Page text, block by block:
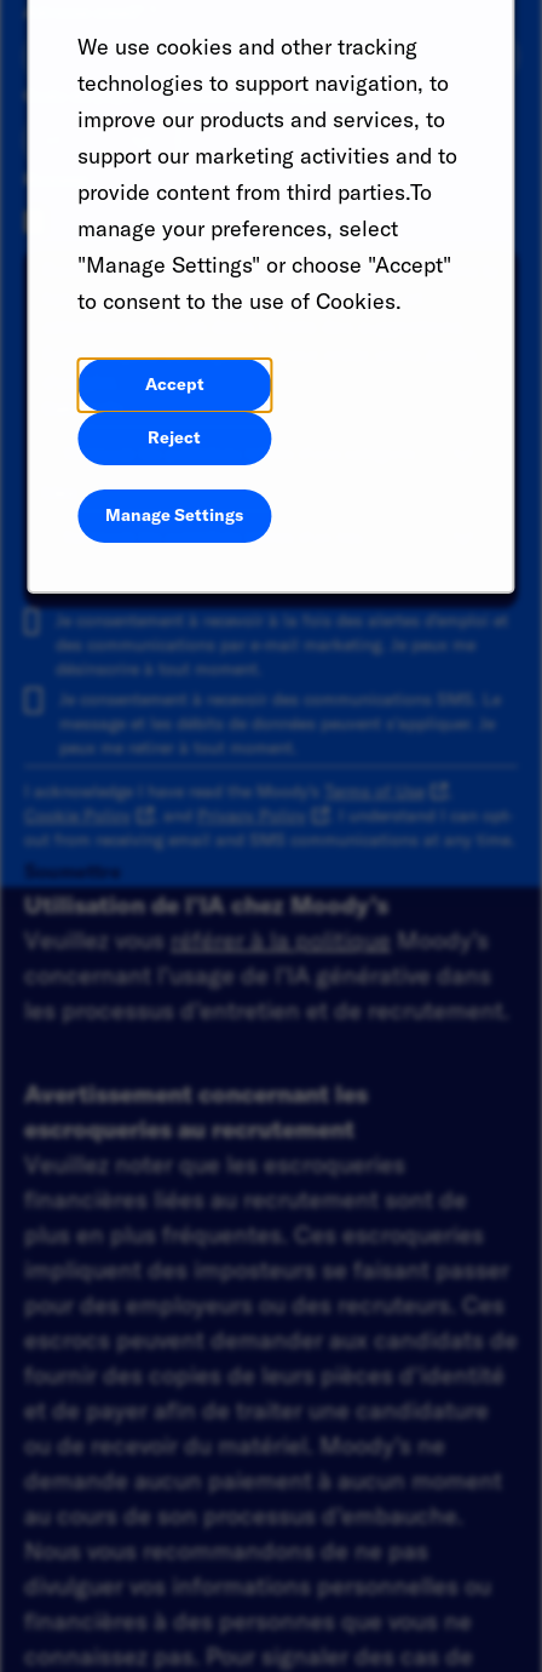
We use cookies and other tracking
technologies to support navigation, to
improve our products and services, to
support our marketing activities and to
provide content from third parties.To
manage your preferences, select
"Manage Settings" or choose "Accept"
to consent to the use of Cookies.
Accept
Reject
Manage Settings
Code du pays Numéro de téléphone
Recherchez une catégorie et sélectionnez-la dans la
liste des suggestions. Recherchez un lieu et
Enfin, cliquez sur "Ajouter" pour créer votre alerte
d'emploi.
Catégorie
Je consentement à recevoir à la fois des alertes d'emploi et
des communications par e-mail marketing. Je peux me
désinscrire à tout moment.
Je consentement à recevoir des communications SMS. Le
message et les débits de données peuvent s'appliquer. Je
peux me retirer à tout moment.
I acknowledge I have read the Moody's
Terms of Use
Cookie Policy
, and Privacy Policy
. I understand I can opt-
out from receiving email and SMS communications at any time.
Soumettre
Utilisation de l’IA chez Moody’s
Veuillez vous référer à la politique Moody’s
concernant l’usage de l’IA générative dans
les processus d’entretien et de recrutement.
Avertissement concernant les
escroqueries au recrutement
Veuillez noter que les escroqueries
financières liées au recrutement sont de
plus en plus fréquentes. Ces escroqueries
impliquent des imposteurs se faisant passer
pour des employeurs ou des recruteurs. Ces
escrocs peuvent demander aux candidats de
fournir des copies de leurs pièces d'identité
et de payer afin de traiter une candidature
ou de recevoir du matériel. Moody’s ne
demande aucun paiement à aucun moment
au cours de son processus d’embauche.
Nous vous recommandons de ne pas
divulguer vos informations personnelles ou
financières à des personnes que vous ne
connaissez pas. Pour signaler des cas de